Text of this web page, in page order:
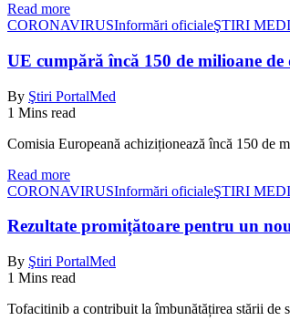
Read more
CORONAVIRUSInformări oficialeŞTIRI
UE cumpără încă 150 de milioane
By Ştiri PortalMed
1 Mins read
Comisia Europeană achiziționează încă 150
Read more
CORONAVIRUSInformări oficialeŞTIRI
Rezultate promițătoare pentru un
By Ştiri PortalMed
1 Mins read
Tofacitinib a contribuit la îmbunătățirea stării de